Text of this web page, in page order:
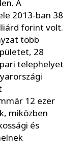
A
2013-ban 38
forint volt.
több
28
telephelyet
12 ezer
miközben
és